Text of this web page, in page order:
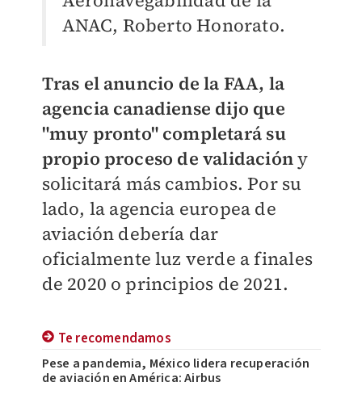
ANAC, Roberto Honorato.
Tras el anuncio de la FAA, la
agencia canadiense dijo que
"muy pronto" completará su
propio proceso de validacióny
solicitará más cambios. Por su
lado, la agencia europea de
aviación debería dar
oficialmente luz verde a finales
de 2020 o principios de 2021.
Te recomendamos
Pese a pandemia, México lidera recuperación
de aviación en América: Airbus